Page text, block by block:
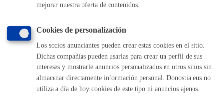
Otra información de interés
Si es la primera vez que se inscribe en estos cursos, deberá
realizar una prueba de nivel en cualquiera de los euskaltegis
que se listan a continuación. Ello no significa que el curso
se imparta en ese mismo euskaltegi.
mejorar nuestra oferta de contenidos.
Cookies de personalización
Los socios anunciantes pueden crear estas cookies en el sitio.
Dichas compañías pueden usarlas para crear un perfil de sus
intereses y mostrarle anuncios personalizados en otros sitios sin
almacenar directamente información personal. Donostia.eus no
utiliza a día de hoy cookies de este tipo ni anuncios ajenos.